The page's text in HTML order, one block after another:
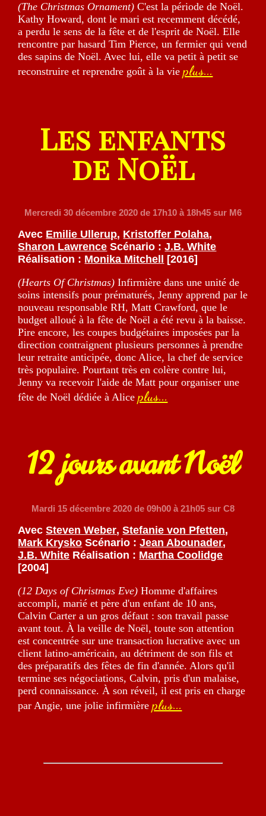
(The Christmas Ornament) C'est la période de Noël.
Kathy Howard, dont le mari est recemment décédé,
a perdu le sens de la fête et de l'esprit de Noël. Elle
rencontre par hasard Tim Pierce, un fermier qui vend
des sapins de Noël. Avec lui, elle va petit à petit se
reconstruire et reprendre goût à la vieplus...
Les enfants
de Noël
Mercredi 30 décembre 2020de 17h10 à 18h45 sur M6
Avec Emilie Ullerup, Kristoffer Polaha,
Sharon Lawrence Scénario :J.B. White
Réalisation : Monika Mitchell
[2016]
(Hearts Of Christmas) Infirmière dans une unité de
soins intensifs pour prématurés, Jenny apprend par le
nouveau responsable RH, Matt Crawford, que le
budget alloué à la fête de Noël a été revu à la baisse.
Pire encore, les coupes budgétaires imposées par la
direction contraignent plusieurs personnes à prendre
leur retraite anticipée, donc Alice, la chef de service
très populaire. Pourtant très en colère contre lui,
Jenny va recevoir l'aide de Matt pour organiser une
fête de Noël dédiée à Aliceplus...
12 jours avant Noël
Mardi 15 décembre 2020de 09h00 à 21h05 sur C8
AvecSteven Weber,Stefanie von Pfetten,
Mark Krysko Scénario :Jean Abounader,
J.B. White Réalisation : Martha Coolidge
[2004]
(12 Days of Christmas Eve) Homme d'affaires
accompli, marié et père d'un enfant de 10 ans,
Calvin Carter a un gros défaut : son travail passe
avant tout. À la veille de Noël, toute son attention
est concentrée sur une transaction lucrative avec un
client latino-américain, au détriment de son fils et
des préparatifs des fêtes de fin d'année. Alors qu'il
termine ses négociations, Calvin, pris d'un malaise,
perd connaissance. À son réveil, il est pris en charge
par Angie, une jolie infirmièreplus...